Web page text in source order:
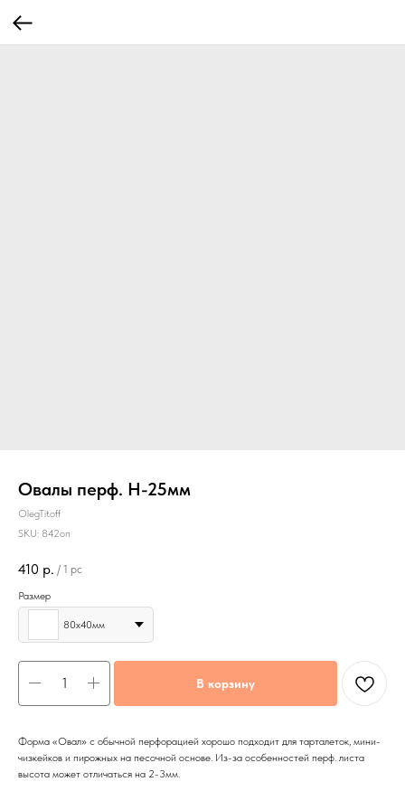
Овалы перф. Н-25мм
OlegTitoff
SKU: 842оп
410 р. / 1 pc
Размер
80х40мм
В корзину
Форма «Овал» с обычной перфорацией хорошо подходит для тарталеток, мини-
чизкейков и пирожных на песочной основе. Из-за особенностей перф. листа
высота может отличаться на 2-3мм.